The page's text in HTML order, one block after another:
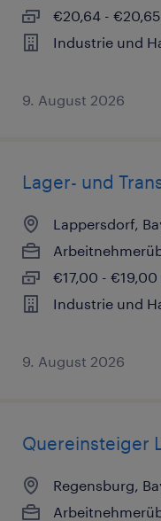
€20,64 -
Industrie und
9. August 2026
Lager- und
Lappersdorf,
€17,00 -
Industrie und
9. August 2026
Quereinsteiger
Regensburg,